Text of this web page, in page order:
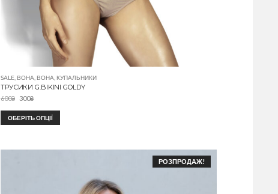
SALE, ВОНА ВОНА КУПАЛЬНИКИ
ТРУСИКИ G.BIKINI GOLDY
600₴ 300₴
ОБЕРІТЬ ОПЦІЇ
РОЗПРОДАЖ!